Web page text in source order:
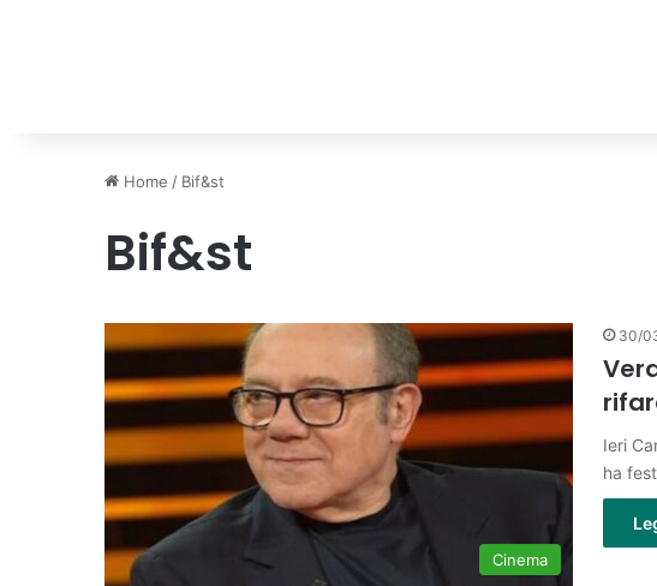
Home / Bif&st
Bif&st
Cinema
30/
Ieri
ha